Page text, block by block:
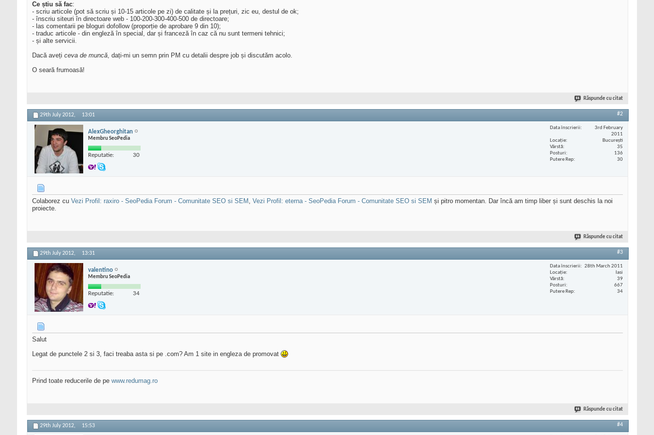
Ce știu să fac:
- scriu articole (pot să scriu și 10-15 articole pe zi) de calitate și la prețuri, zic eu, destul de ok;
- înscriu siteuri în directoare web - 100-200-300-400-500 de directoare;
- las comentarii pe bloguri dofollow (proporție de aprobare 9 din 10);
- traduc articole - din engleză în special, dar și franceză în caz că nu sunt termeni tehnici;
- și alte servicii.
Dacă aveți ceva de muncă, dați-mi un semn prin PM cu detalii despre job și discutăm acolo.
O seară frumoasă!
Răspunde cu citat
29th July 2012, 13:01 #2
AlexGheorghitan
Membru SeoPedia
Reputatie: 30
Data înscrierii
3rd February
2011
Locaţie
București
Vârstă
35
Posturi
136
Putere Rep
30
Colaborez cu Vezi Profil: raxiro - SeoPedia Forum - Comunitate SEO si SEM , Vezi Profil: eterna - SeoPedia Forum - Comunitate SEO si SEM și pitro momentan. Dar încă am timp liber și sunt deschis la noi
proiecte.
Răspunde cu citat
29th July 2012, 13:31 #3
valentino
Membru SeoPedia
Reputatie: 34
Data înscrierii
28th March 2011
Locaţie
Iasi
Vârstă
39
Posturi
667
Putere Rep
34
Salut
Legat de punctele 2 si 3, faci treaba asta si pe .com? Am 1 site in engleza de promovat
Prind toate reducerile de pe www.redumag.ro
Răspunde cu citat
29th July 2012, 15:53 #4